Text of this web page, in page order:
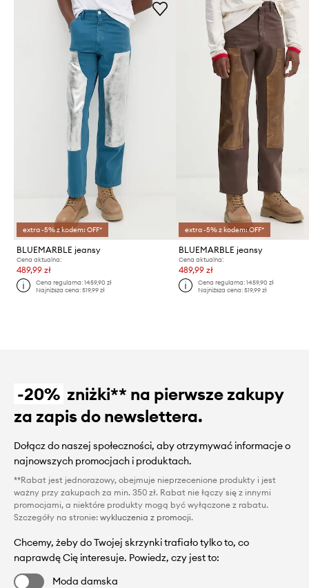
extra -5% z kodem: OFF*
BLUEMARBLE jeansy
Cena aktualna:
489,99 zł
Cena regularna:1459,90 zł
Najniższa cena:519,99 zł
extra -5% z kodem: OFF*
BLUEMARBLE jeansy
Cena aktualna:
489,99 zł
Cena regularna: 1459,90 zł
Najniższa cena: 519,99 zł
-20% zniżki** na pierwsze zakupy
za zapis do newslettera.
Dołącz do naszej społeczności, aby otrzymywać informacje o
najnowszych promocjach i produktach.
**Rabat jest jednorazowy, obejmuje nieprzecenione produkty i jest
ważny przy zakupach za min. 350 zł. Rabat nie łączy się z innymi
promocjami, a niektóre produkty mogą być wyłączone z rabatu.
Szczegóły na stronie: wykluczenia z promocji.
Chcemy, żeby do Twojej skrzynki trafiało tylko to, co
naprawdę Cię interesuje. Powiedz, czy jest to:
Moda damska